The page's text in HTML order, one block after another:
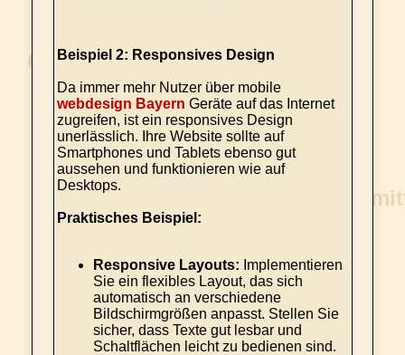
Beispiel 2: Responsives Design
Da immer mehr Nutzer über mobile
webdesign Bayern Geräte auf das Internet
zugreifen, ist ein responsives Design
unerlässlich. Ihre Website sollte auf
Smartphones und Tablets ebenso gut
aussehen und funktionieren wie auf
Desktops.
Praktisches Beispiel:
Responsive Layouts: Implementieren
Sie ein flexibles Layout, das sich
automatisch an verschiedene
Bildschirmgrößen anpasst. Stellen Sie
sicher, dass Texte gut lesbar und
Schaltflächen leicht zu bedienen sind.